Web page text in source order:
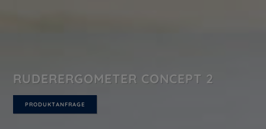
RUDERERGOMETER CONCEPT 2
PRODUKTANFRAGE